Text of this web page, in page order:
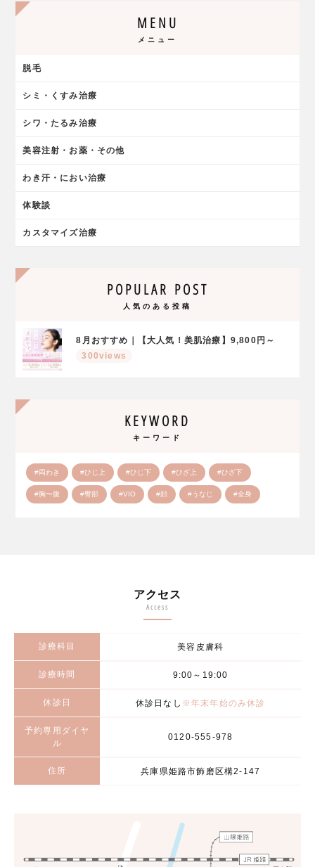
MENU
メニュー
脱毛
シミ・くすみ治療
シワ・たるみ治療
美容注射・お薬・その他
わき汗・におい治療
体験談
カスタマイズ治療
POPULAR POST
人気のある投稿
8月おすすめ｜【大人気！美肌治療】9,800円～
300views
KEYWORD
キーワード
#両わき #ひじ上 #ひじ下 #ひざ上 #ひざ下
#胸〜腹 #臀部 #VIO #顔 #うなじ #全身
アクセス
Access
診療科目 美容皮膚科
診療時間 9:00～19:00
休診日 休診日なし ※年末年始のみ休診
予約専用ダイヤ
ル
0120-555-978
住所 兵庫県姫路市飾磨区構2-147